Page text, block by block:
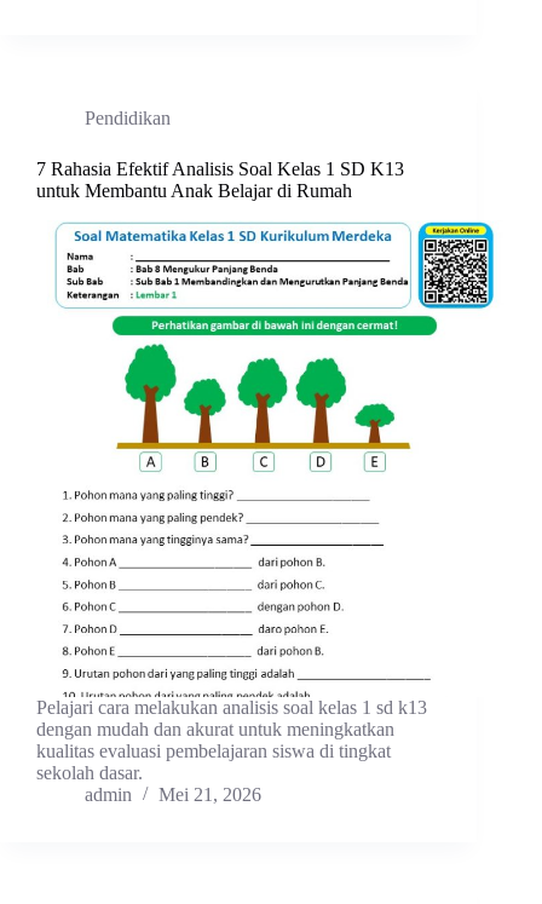
Pendidikan
7 Rahasia Efektif Analisis Soal Kelas 1 SD K13
untuk Membantu Anak Belajar di Rumah
Pelajari cara melakukan analisis soal kelas 1 sd k13
dengan mudah dan akurat untuk meningkatkan
kualitas evaluasi pembelajaran siswa di tingkat
sekolah dasar.
admin
Mei 21, 2026